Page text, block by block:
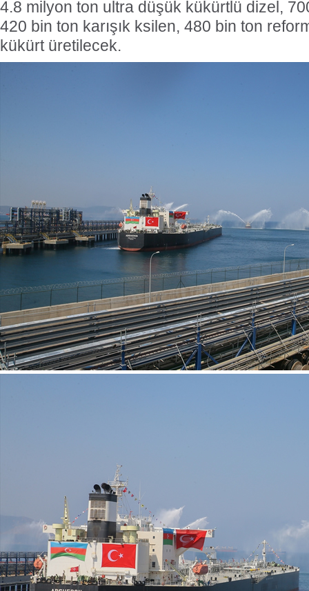
4.8 milyon ton ultra düşük kükürtlü dizel,
420 bin ton karışık ksilen, 480 bin ton
kükürt üretilecek.